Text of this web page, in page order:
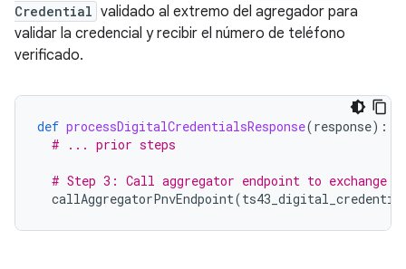
Credential validado al extremo del agregador para
validar la credencial y recibir el número de teléfono
verificado.
def processDigitalCredentialsResponse(response):
# ... prior steps
# Step 3: Call aggregator endpoint to exchange
callAggregatorPnvEndpoint(